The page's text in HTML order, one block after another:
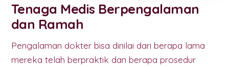
Tenaga Medis Berpengalaman
dan Ramah
Pengalaman dokter bisa dinilai dari berapa lama
mereka telah berpraktik dan berapa prosedur